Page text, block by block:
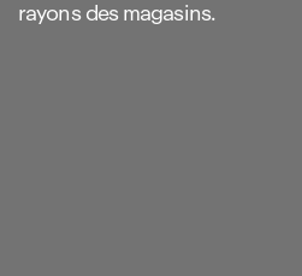
rayons des magasins.